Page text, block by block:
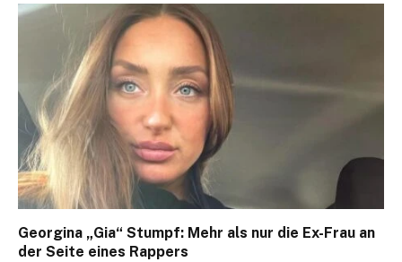
Georgina „Gia“ Stumpf: Mehr als nur die Ex-Frau an
der Seite eines Rappers